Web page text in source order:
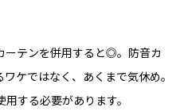
ーテンを併用すると◎。防音カ
ケではなく、あくまで気休め。
する必要があります。